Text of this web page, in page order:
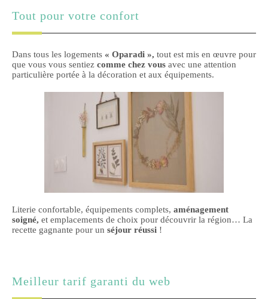
Tout pour votre confort
Dans tous les logements « Oparadi », tout est mis en œuvre pour
que vous vous sentiez comme chez vous avec une attention
particulière portée à la décoration et aux équipements.
Literie confortable, équipements complets, aménagement
soigné, et emplacements de choix pour découvrir la région… La
recette gagnante pour un séjour réussi !
Meilleur tarif garanti du web